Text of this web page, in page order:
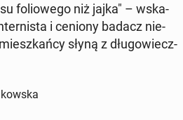
fo­lio­we­go niż jajka" – wska­
i ceniony badacz nie­
słyną z dłu­go­wiecz­